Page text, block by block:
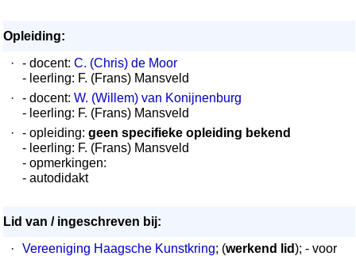
Opleiding:
·
- docent: C. (Chris) de Moor
- leerling: F. (Frans) Mansveld
·
- docent: W. (Willem) van Konijnenburg
- leerling: F. (Frans) Mansveld
·
- opleiding: geen specifieke opleiding bekend
- leerling: F. (Frans) Mansveld
- opmerkingen:
- autodidakt
Lid van / ingeschreven bij:
·
Vereeniging Haagsche Kunstkring; (werkend lid); - voor